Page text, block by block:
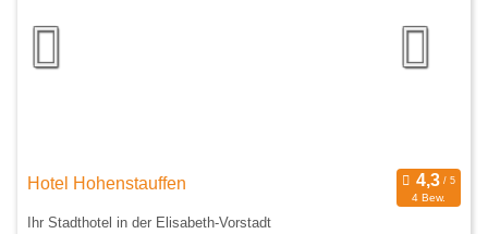
Hotel Hohenstauffen
4 Bew.
Ihr Stadthotel in der Elisabeth-Vorstadt